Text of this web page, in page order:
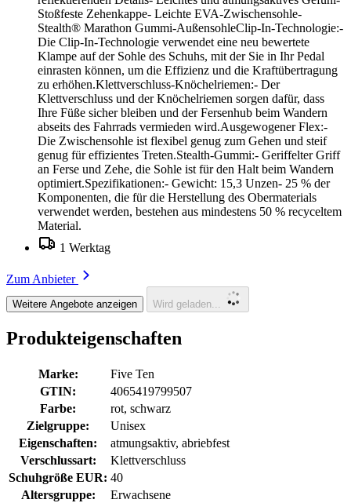
Stoßfeste Zehenkappe- Leichte EVA-Zwischensohle-
Stealth® Marathon Gummi-AußensohleClip-In-Technologie:-
Die Clip-In-Technologie verwendet eine neu bewertete
Klampe auf der Sohle des Schuhs, mit der Sie in Ihr Pedal
einrasten können, um die Effizienz und die Kraftübertragung
zu erhöhen.Klettverschluss-Knöchelriemen:- Der
Klettverschluss und der Knöchelriemen sorgen dafür, dass
Ihre Füße sicher bleiben und der Fersenhub beim Wandern
abseits des Fahrrads vermieden wird.Ausgewogener Flex:-
Die Zwischensohle ist flexibel genug zum Gehen und steif
genug für effizientes Treten.Stealth-Gummi:- Geriffelter Griff
an Ferse und Zehe, die Sohle ist für den Halt beim Wandern
optimiert.Spezifikationen:- Gewicht: 15,3 Unzen- 25 % der
Komponenten, die für die Herstellung des Obermaterials
verwendet werden, bestehen aus mindestens 50 % recyceltem
Material.
1 Werktag
Zum Anbieter
Weitere Angebote anzeigen Wird geladen...
Produkteigenschaften
Marke:
Five Ten
GTIN:
4065419799507
Farbe:
rot, schwarz
Zielgruppe:
Unisex
Eigenschaften:
atmungsaktiv, abriebfest
Verschlussart:
Klettverschluss
Schuhgröße EUR: 40
Altersgruppe:
Erwachsene